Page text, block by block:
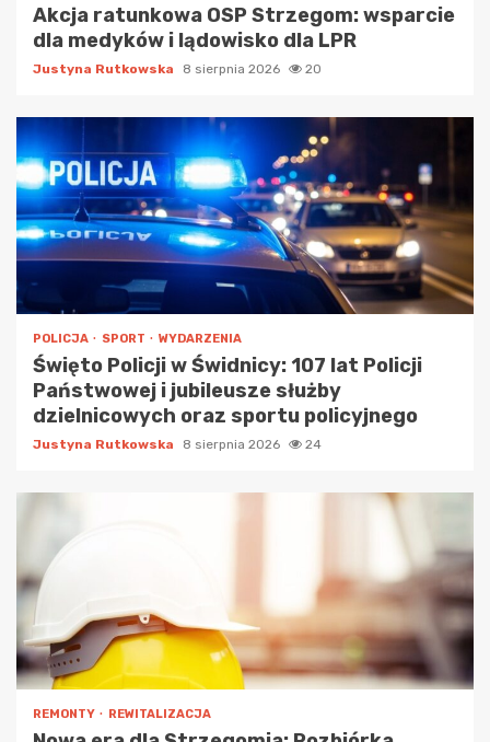
Akcja ratunkowa OSP Strzegom: wsparcie
dla medyków i lądowisko dla LPR
Justyna Rutkowska 8 sierpnia 2026 20
POLICJA SPORT WYDARZENIA
Święto Policji w Świdnicy: 107 lat Policji
Państwowej i jubileusze służby
dzielnicowych oraz sportu policyjnego
Justyna Rutkowska 8 sierpnia 2026 24
REMONTY REWITALIZACJA